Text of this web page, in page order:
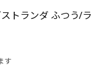
トランダ ふつう/ラ
す